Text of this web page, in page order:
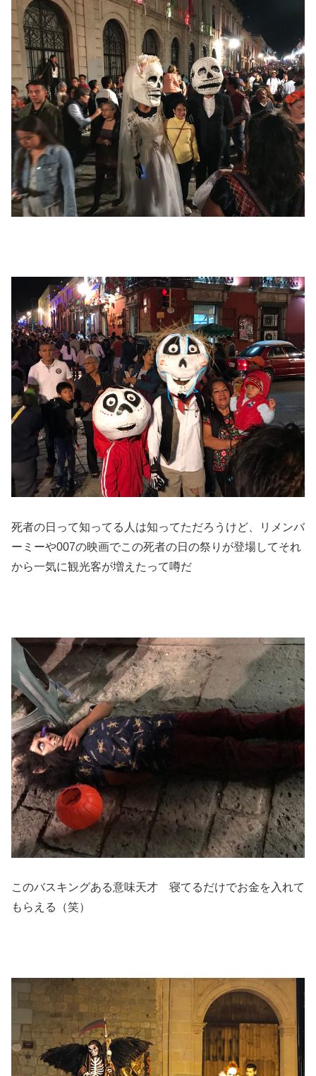
死者の日って知ってる人は知ってただろうけど、リメンバ
ーミーや007の映画でこの死者の日の祭りが登場してそれ
から一気に観光客が増えたって噂だ
このバスキングある意味天才 寝てるだけでお金を入れて
もらえる（笑）